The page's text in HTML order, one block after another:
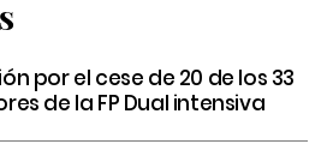
por el cese de 20 de los 33
de la FP Dual intensiva